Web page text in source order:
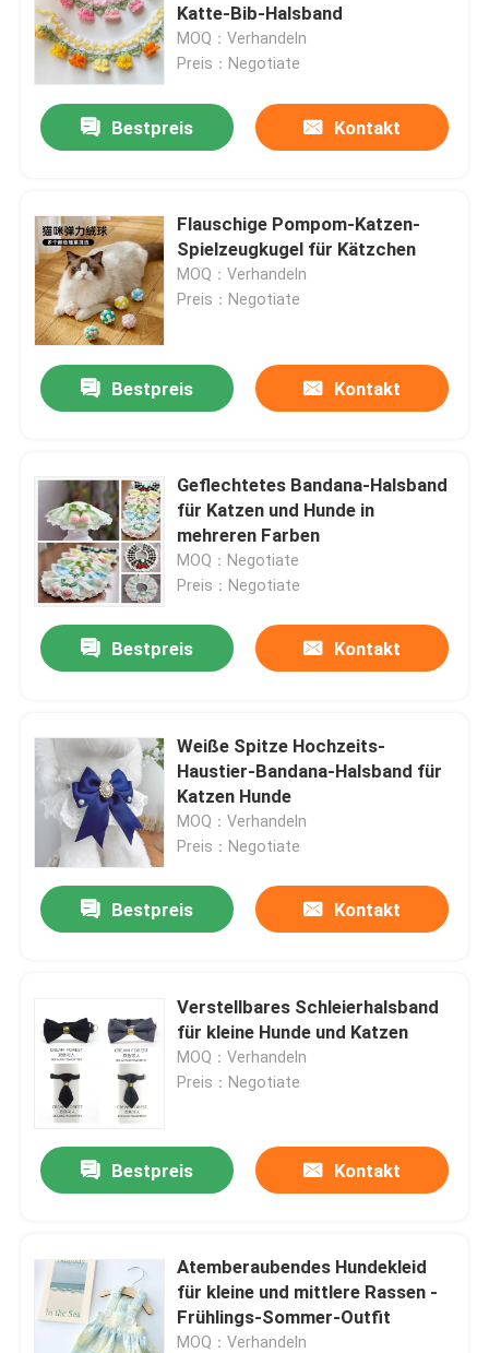
Startseite
Katte-Bib-Halsband
MOQ：Verhandeln
Preis：Negotiate
Bestpreis Kontakt
Flauschige Pompom-Katzen-
Spielzeugkugel für Kätzchen
MOQ：Verhandeln
Preis：Negotiate
Bestpreis Kontakt
Geflechtetes Bandana-Halsband
für Katzen und Hunde in
mehreren Farben
MOQ：Negotiate
Preis：Negotiate
Bestpreis Kontakt
Weiße Spitze Hochzeits-
Haustier-Bandana-Halsband für
Katzen Hunde
MOQ：Verhandeln
Preis：Negotiate
Bestpreis Kontakt
Verstellbares Schleierhalsband
für kleine Hunde und Katzen
MOQ：Verhandeln
Preis：Negotiate
Bestpreis Kontakt
Atemberaubendes Hundekleid
für kleine und mittlere Rassen -
Frühlings-Sommer-Outfit
MOQ：Verhandeln